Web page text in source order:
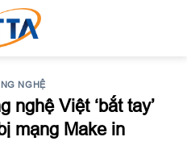
NGHỆ
nghệ Việt ‘bắt tay’
mạng Make in